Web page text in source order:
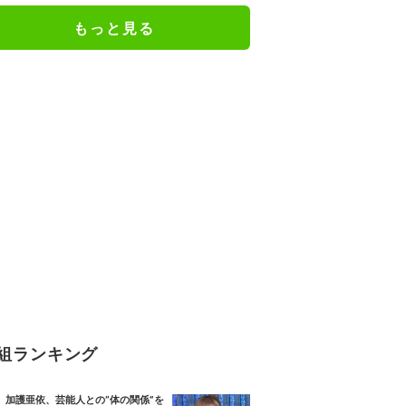
もっと見る
ランキング
加護亜依、芸能人との“体の関係”を